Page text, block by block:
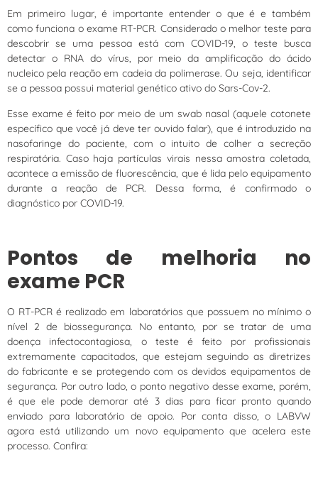
Em primeiro lugar, é importante entender o que é e também
como funciona o exame RT-PCR. Considerado o melhor teste para
descobrir se uma pessoa está com COVID-19, o teste busca
detectar o RNA do vírus, por meio da amplificação do ácido
nucleico pela reação em cadeia da polimerase. Ou seja, identificar
se a pessoa possui material genético ativo do Sars-Cov-2.
Esse exame é feito por meio de um swab nasal (aquele cotonete
específico que você já deve ter ouvido falar), que é introduzido na
nasofaringe do paciente, com o intuito de colher a secreção
respiratória. Caso haja partículas virais nessa amostra coletada,
acontece a emissão de fluorescência, que é lida pelo equipamento
durante a reação de PCR. Dessa forma, é confirmado o
diagnóstico por COVID-19.
Pontos de melhoria no
exame PCR
O RT-PCR é realizado em laboratórios que possuem no mínimo o
nível 2 de biossegurança. No entanto, por se tratar de uma
doença infectocontagiosa, o teste é feito por profissionais
extremamente capacitados, que estejam seguindo as diretrizes
do fabricante e se protegendo com os devidos equipamentos de
segurança. Por outro lado, o ponto negativo desse exame, porém,
é que ele pode demorar até 3 dias para ficar pronto quando
enviado para laboratório de apoio. Por conta disso, o LABVW
agora está utilizando um novo equipamento que acelera este
processo. Confira: